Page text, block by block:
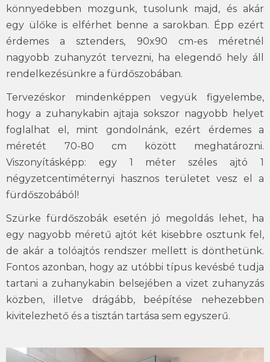
könnyedebben mozgunk, tusolunk majd, és akár
egy ülőke is elférhet benne a sarokban. Épp ezért
érdemes a sztenders, 90x90 cm-es méretnél
nagyobb zuhanyzót tervezni, ha elegendő hely áll
rendelkezésünkre a fürdőszobában.
Tervezéskor mindenképpen vegyük figyelembe,
hogy a zuhanykabin ajtaja sokszor nagyobb helyet
foglalhat el, mint gondolnánk, ezért érdemes a
méretét 70-80 cm között meghatározni.
Viszonyításképp: egy 1 méter széles ajtó 1
négyzetcentiméternyi hasznos területet vesz el a
fürdőszobából!
Szürke fürdőszobák esetén jó megoldás lehet, ha
egy nagyobb méretű ajtót két kisebbre osztunk fel,
de akár a tolóajtós rendszer mellett is dönthetünk.
Fontos azonban, hogy az utóbbi típus kevésbé tudja
tartani a zuhanykabin belsejében a vizet zuhanyzás
közben, illetve drágább, beépítése nehezebben
kivitelezhető és a tisztán tartása sem egyszerű.